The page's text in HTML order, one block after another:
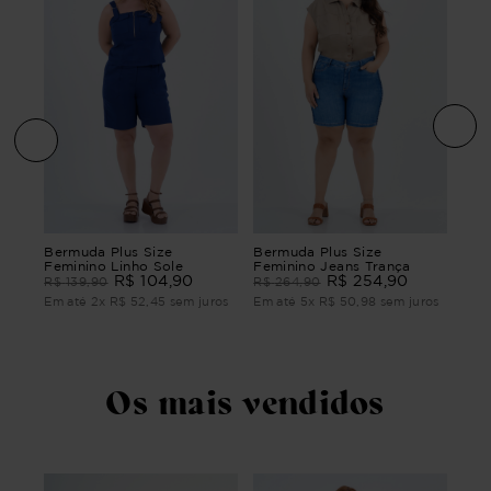
Bermuda Plus Size
Feminino Linho Sole
R$ 139,90 R$ 104 90
Em até 2x R$ 52 45 sem juros
Bermuda Plus Size
Feminino Jeans Trança
R$ 264,90 R$ 254 90
Em até 5x R$ 50 98 sem juros
Os mais vendidos